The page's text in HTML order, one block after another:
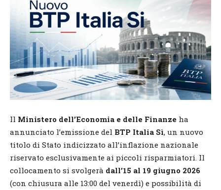
Il Ministero dell’Economia e delle Finanze ha
annunciato l’emissione del BTP Italia Sì, un nuovo
titolo di Stato indicizzato all’inflazione nazionale
riservato esclusivamente ai piccoli risparmiatori. Il
collocamento si svolgerà dall’15 al 19 giugno 2026
(con chiusura alle 13:00 del venerdì) e possibilità di